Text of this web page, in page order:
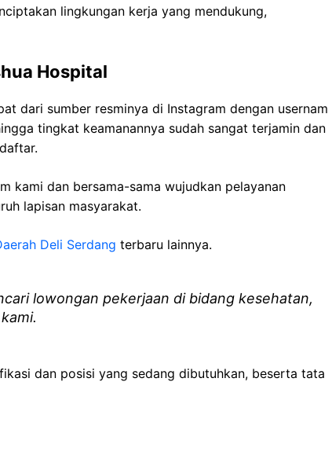
lingkungan kerja yang mendukung,
Hospital
dari sumber resminya di Instagram dengan usernam
tingkat keamanannya sudah sangat terjamin dan
kami dan bersama-sama wujudkan pelayanan
lapisan masyarakat.
Deli Serdang terbaru lainnya.
lowongan pekerjaan di bidang kesehatan,
dan posisi yang sedang dibutuhkan, beserta tata